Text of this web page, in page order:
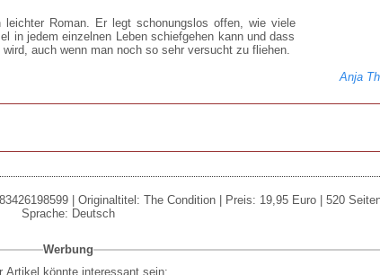
Roman. Er legt schonungslos offen, wie viele
in jedem einzelnen Leben schiefgehen kann und dass
auch wenn man noch so sehr versucht zu fliehen.
Anja
| Originaltitel: The Condition | Preis: 19,95 Euro | 520 Seiten
Sprache: Deutsch
Werbung
Artikel könnte interessant sein: